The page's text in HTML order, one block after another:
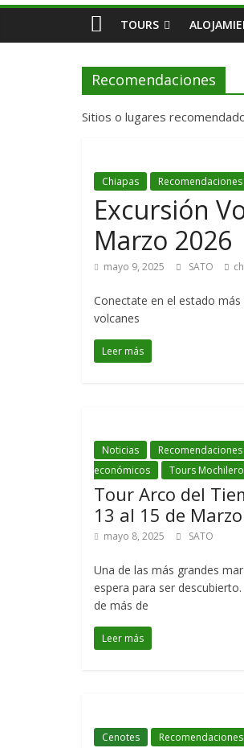
TOURS
Recomendaciones
Sitios o lugares
Chiapas Recomendaciones
Excursión
Marzo 2026
mayo 9, 2025 SATO
Conectate en el estado
volcanes
Leer más
Noticias Recomendaciones
económicos
Tours
Tour Arco del
13 al 15 de
mayo 8, 2025 SATO
Una de las más grandes
espera para ser
de más de
Leer más
Cenotes Recomendaciones